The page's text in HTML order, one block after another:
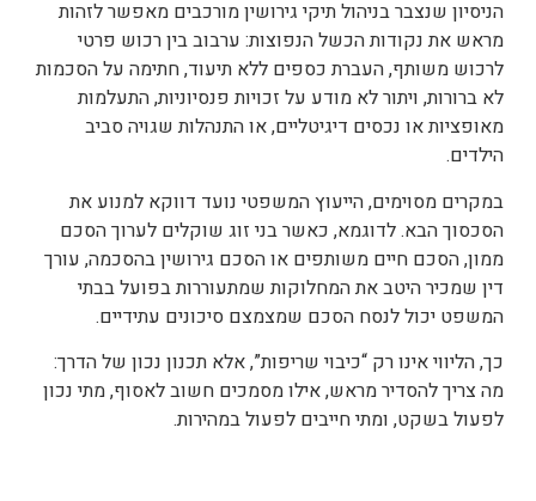
הניסיון שנצבר בניהול תיקי גירושין מורכבים מאפשר לזהות
מראש את נקודות הכשל הנפוצות: ערבוב בין רכוש פרטי
לרכוש משותף, העברת כספים ללא תיעוד, חתימה על הסכמות
לא ברורות, ויתור לא מודע על זכויות פנסיוניות, התעלמות
מאופציות או נכסים דיגיטליים, או התנהלות שגויה סביב
הילדים.
במקרים מסוימים, הייעוץ המשפטי נועד דווקא למנוע את
הסכסוך הבא. לדוגמא, כאשר בני זוג שוקלים לערוך הסכם
ממון, הסכם חיים משותפים או הסכם גירושין בהסכמה, עורך
דין שמכיר היטב את המחלוקות שמתעוררות בפועל בבתי
המשפט יכול לנסח הסכם שמצמצם סיכונים עתידיים.
כך, הליווי אינו רק “כיבוי שריפות”, אלא תכנון נכון של הדרך:
מה צריך להסדיר מראש, אילו מסמכים חשוב לאסוף, מתי נכון
לפעול בשקט, ומתי חייבים לפעול במהירות.